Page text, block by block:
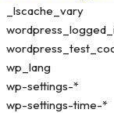
_lscache_vary
wp_lang
wp-settings-*
wp-settings-time-*